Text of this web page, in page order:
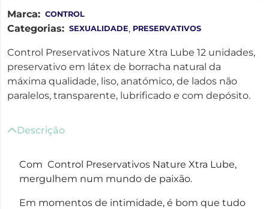
Marca: CONTROL
Categorias: SEXUALIDADE, PRESERVATIVOS
Control Preservativos Nature Xtra Lube 12 unidades,
preservativo em látex de borracha natural da
máxima qualidade, liso, anatómico, de lados não
paralelos, transparente, lubrificado e com depósito.
Descrição
Com Control Preservativos Nature Xtra Lube,
mergulhem num mundo de paixão.
Em momentos de intimidade, é bom que tudo